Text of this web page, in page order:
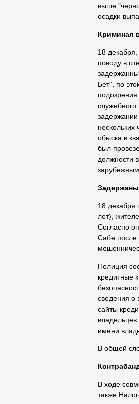
выше
осадки
Криминал
18
поводу в
Бет", по
обыска в
был
должности
18 декабря
лет),
Согласно
Сабе после
Полиция
кредитные
сведения о
сайты
имени
В общей
В ходе
также